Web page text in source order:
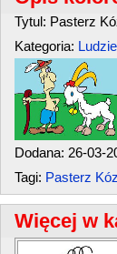
Tytul: Pasterz
Kategoria:
Dodana: 26-03-
Tagi: Pasterz Kóz
Więcej w